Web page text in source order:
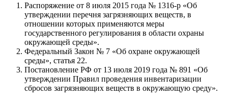
Распоряжение от 8 июля 2015 года № 1316-р «Об
утверждении перечня загрязняющих веществ, в
отношении которых применяются меры
государственного регулирования в области охраны
окружающей среды».
Федеральный Закон № 7 «Об охране окружающей
среды», статья 22.
Постановление РФ от 13 июля 2019 года № 891 «Об
утверждении Правил проведения инвентаризации
сбросов загрязняющих веществ в окружающую среду».